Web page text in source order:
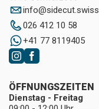
info@sidecut.swiss
026 412 10 58
+41 77 8119405
ÖFFNUNGSZEITEN
Dienstag - Freitag